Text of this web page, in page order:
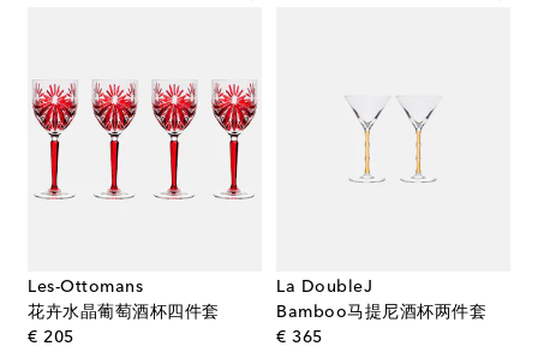
Les-Ottomans
花卉水晶葡萄酒杯四件套
€ 205original price
La DoubleJ
Bamboo马提尼酒杯两件套
€ 365original price